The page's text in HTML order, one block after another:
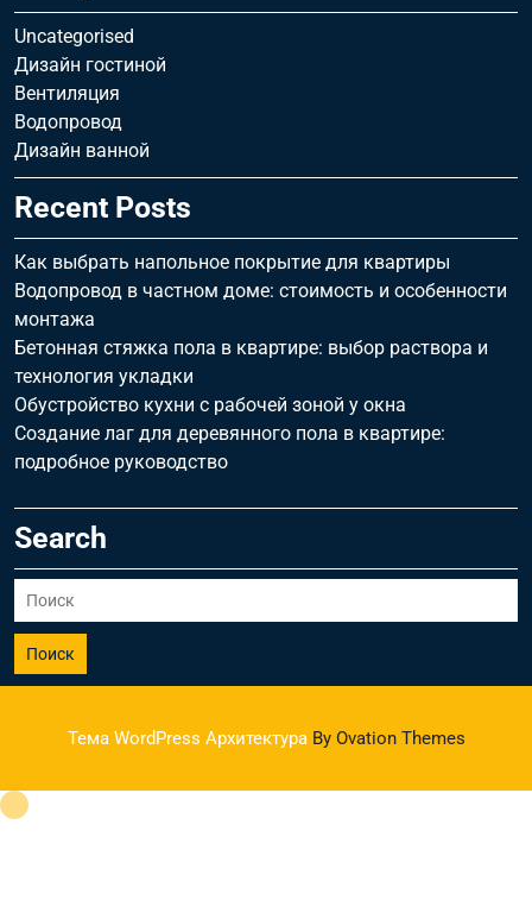
Uncategorised
Дизайн гостиной
Вентиляция
Водопровод
Дизайн ванной
Recent Posts
Как выбрать напольное покрытие для квартиры
Водопровод в частном доме: стоимость и особенности
монтажа
Бетонная стяжка пола в квартире: выбор раствора и
технология укладки
Обустройство кухни с рабочей зоной у окна
Создание лаг для деревянного пола в квартире:
подробное руководство
Search
Поиск
Тема WordPress АрхитектураBy Ovation Themes